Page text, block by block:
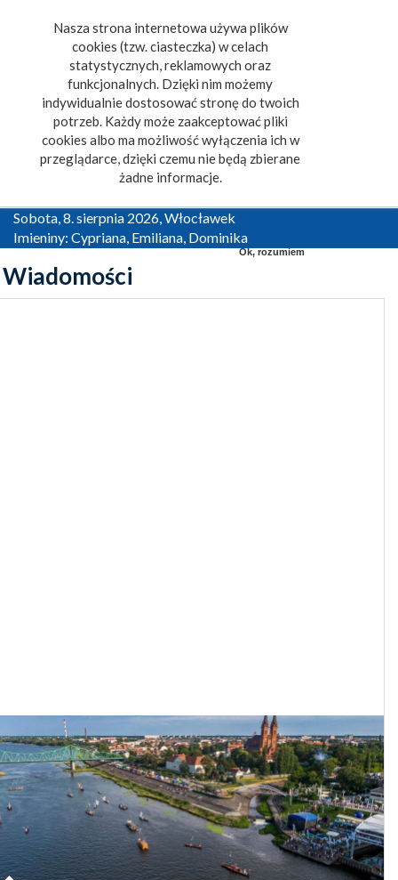
Nasza strona internetowa używa plików
cookies (tzw. ciasteczka) w celach
statystycznych, reklamowych oraz
funkcjonalnych. Dzięki nim możemy
indywidualnie dostosować stronę do twoich
potrzeb. Każdy może zaakceptować pliki
cookies albo ma możliwość wyłączenia ich w
przeglądarce, dzięki czemu nie będą zbierane
żadne informacje.
Ok, rozumiem
Sobota, 8. sierpnia 2026, Włocławek
Imieniny: Cypriana, Emiliana, Dominika
Wiadomości